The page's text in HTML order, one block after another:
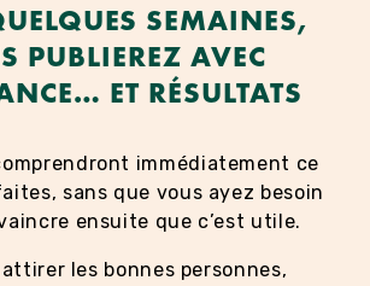
SEMAINES,
PUBLIEREZ AVEC
ET RÉSULTATS
immédiatement ce
sans que vous ayez besoin
ensuite que c’est utile.
les bonnes personnes,